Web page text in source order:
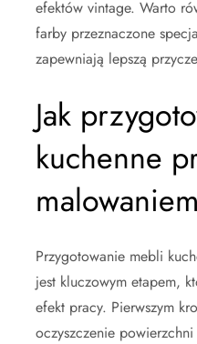
efektów vintage. Warto
farby przeznaczone
zapewniają lepszą
Jak
kuchenne
Przygotowanie mebli
jest kluczowym etapem,
efekt pracy. Pierwszym
oczyszczenie